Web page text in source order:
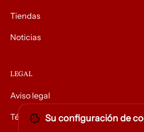
Tiendas
Noticias
LEGAL
Aviso legal
Términos y condiciones
Su configuración de